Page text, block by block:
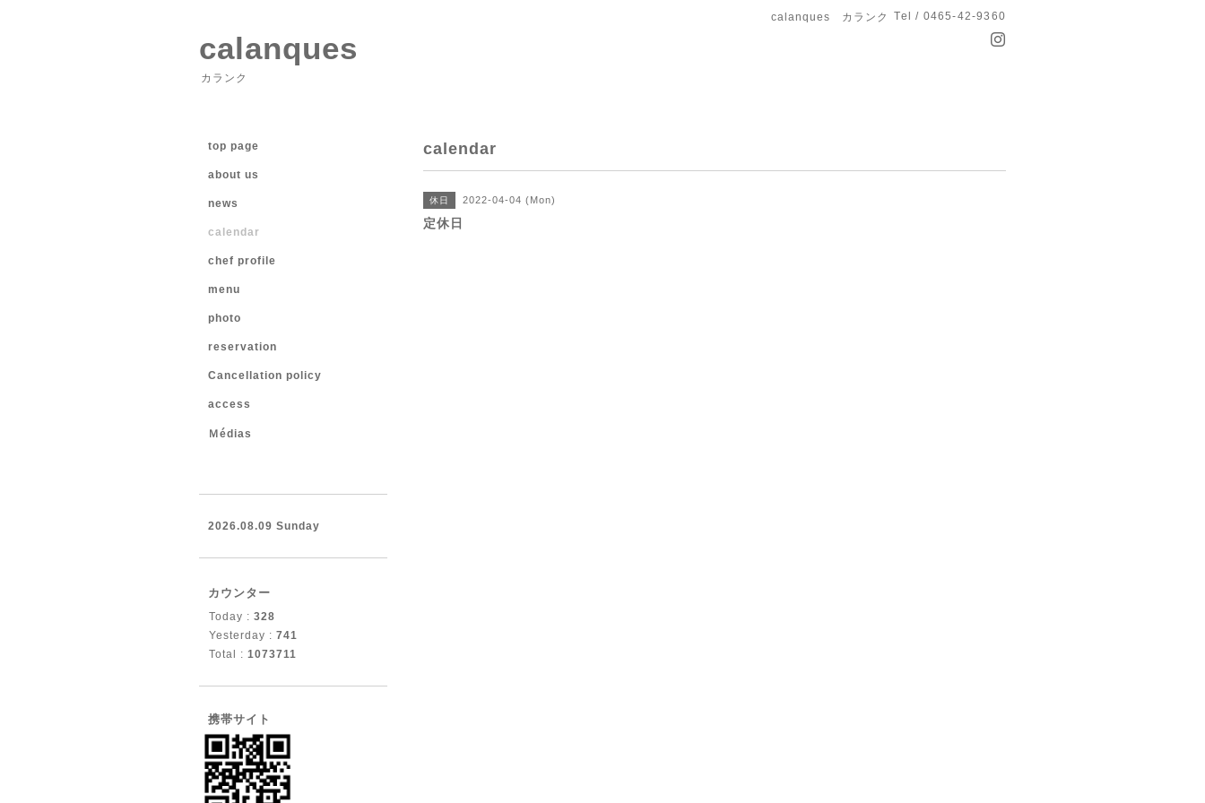
calanques カランク Tel / 0465-42-9360
calanques
カランク
calendar
休日 2022-04-04 (Mon)
定休日
top page
about us
news
calendar
chef profile
menu
photo
reservation
Cancellation policy
access
Ｍédias
2026.08.09 Sunday
カウンター
Today : 328
Yesterday : 741
Total : 1073711
携帯サイト